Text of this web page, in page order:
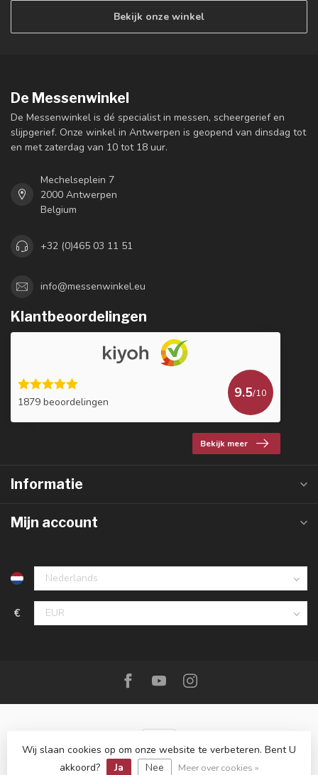
Bekijk onze winkel
De Messenwinkel
De Messenwinkel is dé specialist in messen, scheergerief en
slijpgerief. Onze winkel in Antwerpen is geopend van dinsdag tot
en met zaterdag van 10 tot 18 uur.
Mechelseplein 7
2000 Antwerpen
Belgium
+32 (0)465 03 11 51
info@messenwinkel.eu
Klantbeoordelingen
1879 beoordelingen
9.5/10
Bekijk meer
Informatie
Mijn account
€
© Copyright 2026 De Messenwinkel
Wij slaan cookies op om onze website te verbeteren. Bent U
akkoord?
Ja Nee Meer over cookies »